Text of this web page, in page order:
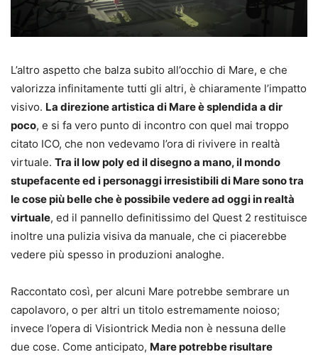
L’altro aspetto che balza subito all’occhio di Mare, e che
valorizza infinitamente tutti gli altri, è chiaramente l’impatto
visivo. La direzione artistica di Mare è splendida a dir
poco, e si fa vero punto di incontro con quel mai troppo
citato ICO, che non vedevamo l’ora di rivivere in realtà
virtuale. Tra il low poly ed il disegno a mano, il mondo
stupefacente ed i personaggi irresistibili di Mare sono tra
le cose più belle che è possibile vedere ad oggi in realtà
virtuale, ed il pannello definitissimo del Quest 2 restituisce
inoltre una pulizia visiva da manuale, che ci piacerebbe
vedere più spesso in produzioni analoghe.
Raccontato così, per alcuni Mare potrebbe sembrare un
capolavoro, o per altri un titolo estremamente noioso;
invece l’opera di Visiontrick Media non è nessuna delle
due cose. Come anticipato, Mare potrebbe risultare